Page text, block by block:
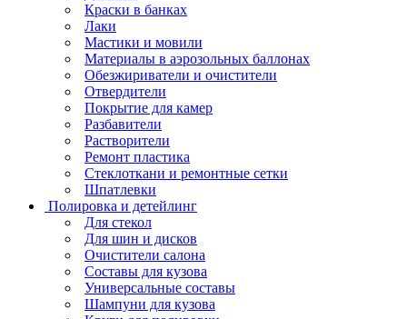
Краски в банках
Лаки
Мастики и мовили
Материалы в аэрозольных баллонах
Обезжириватели и очистители
Отвердители
Покрытие для камер
Разбавители
Растворители
Ремонт пластика
Стеклоткани и ремонтные сетки
Шпатлевки
Полировка и детейлинг
Для стекол
Для шин и дисков
Очистители салона
Составы для кузова
Универсальные составы
Шампуни для кузова